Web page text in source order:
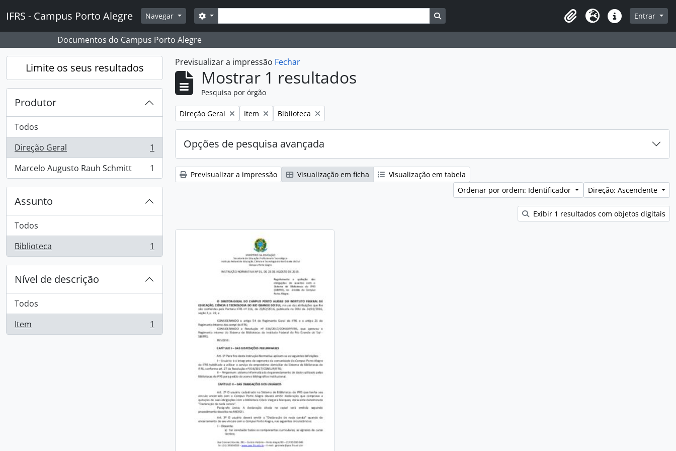
IFRS - Campus Porto Alegre Navegar Pesquisar
Opções de busca Busque na página de navegação
Idioma Ligações rápidas
Entrar
Documentos do Campus Porto Alegre
Limite os seus resultados
Produtor
Todos
Direção Geral
, 1 resultados
1
Marcelo Augusto Rauh Schmitt
, 1 resultados 1
Assunto
Todos
Biblioteca
, 1 resultados 1
Nível de descrição
Todos
Item
, 1 resultados 1
Previsualizar a impressão Fechar
Mostrar 1 resultados
Pesquisa por órgão
Remover filtro:
Direção Geral Remover filtro:
Item Remover filtro:
Biblioteca
Opções de pesquisa avançada
Previsualizar a impressão Visualização em ficha
Visualização em tabela
Ordenar por ordem: Identificador
Direção: Ascendente
Exibir 1 resultados com objetos digitais